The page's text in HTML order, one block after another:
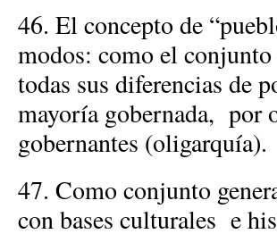
46. El concepto de
modos: como el
todas sus diferencias de
mayoría gobernada, por
gobernantes (oligarquía).
47. Como conjunto
con bases culturales e